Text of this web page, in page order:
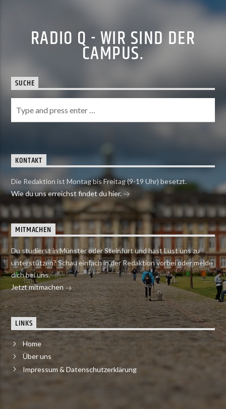
RADIO Q - WIR SIND DER
CAMPUS.
SUCHE
KONTAKT
Die Redaktion ist Montag bis Freitag (9-19 Uhr) besetzt.
Wie du uns erreichst findet du hier.
MITMACHEN
Du studierst in Münster oder Steinfurt und hast Lust uns zu
unterstützen? Schau einfach in der Redaktion vorbei oder melde
dich bei uns.
Jetzt mitmachen
LINKS
Home
Über uns
Impressum & Datenschutzerklärung